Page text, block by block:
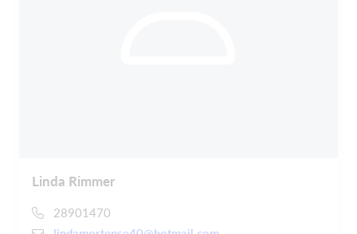
Linda Rimmer
28901470